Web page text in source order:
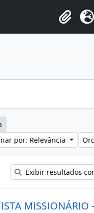
Área de
por: Relevância
Exibir resultados